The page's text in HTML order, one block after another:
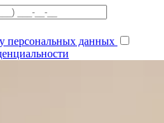
персональных данных